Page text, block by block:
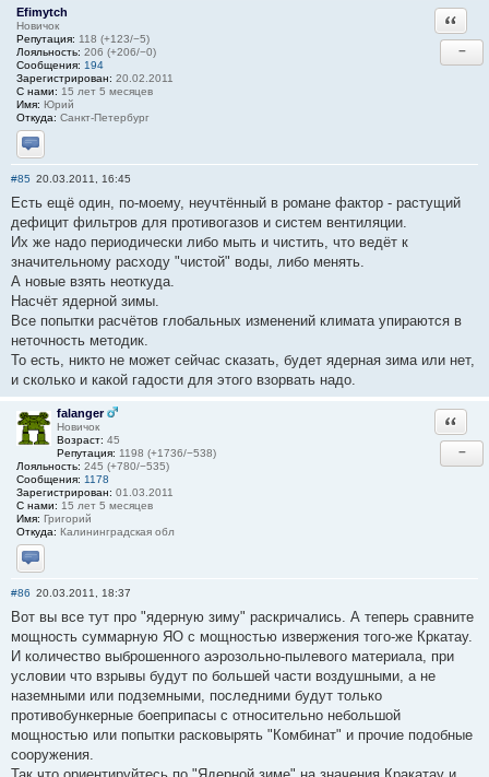
Efimytch
Новичок
Репутация: 118 (+123/−5)
Лояльность: 206 (+206/−0)
Сообщения: 194
Зарегистрирован: 20.02.2011
С нами: 15 лет 5 месяцев
Имя: Юрий
Откуда: Санкт-Петербург
Отправить личное сообщение
−
#85 20.03.2011, 16:45
Есть ещё один, по-моему, неучтённый в романе фактор - растущий
дефицит фильтров для противогазов и систем вентиляции.
Их же надо периодически либо мыть и чистить, что ведёт к
значительному расходу "чистой" воды, либо менять.
А новые взять неоткуда.
Насчёт ядерной зимы.
Все попытки расчётов глобальных изменений климата упираются в
неточность методик.
То есть, никто не может сейчас сказать, будет ядерная зима или нет,
и сколько и какой гадости для этого взорвать надо.
falanger
Новичок
Возраст: 45
Репутация: 1198 (+1736/−538)
Лояльность: 245 (+780/−535)
Сообщения: 1178
Зарегистрирован: 01.03.2011
С нами: 15 лет 5 месяцев
Имя: Григорий
Откуда: Калининградская обл
Отправить личное сообщение
−
#86 20.03.2011, 18:37
Вот вы все тут про "ядерную зиму" раскричались. А теперь сравните
мощность суммарную ЯО с мощностью извержения того-же Кркатау.
И количество выброшенного аэрозольно-пылевого материала, при
условии что взрывы будут по большей части воздушными, а не
наземными или подземными, последними будут только
противобункерные боеприпасы с относительно небольшой
мощностью или попытки расковырять "Комбинат" и прочие подобные
сооружения.